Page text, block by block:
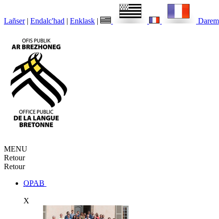
Lañser | Endalc'had | Enklask |
MENU
Retour
Retour
OPAB
X